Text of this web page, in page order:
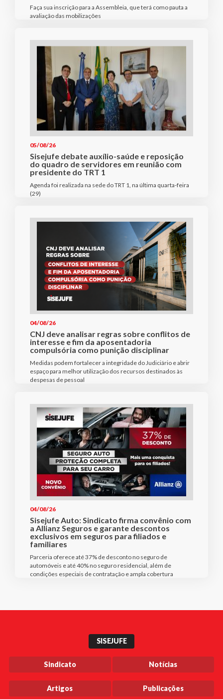
Faça sua inscrição para a Assembleia, que terá como pauta a
avaliação das mobilizações
05/08/26
Sisejufe debate auxílio-saúde e reposição
do quadro de servidores em reunião com
presidente do TRT 1
Agenda foi realizada na sede do TRT 1, na última quarta-feira
(29)
04/08/26
CNJ deve analisar regras sobre conflitos de
interesse e fim da aposentadoria
compulsória como punição disciplinar
Medidas podem fortalecer a integridade do Judiciário e abrir
espaço para melhor utilização dos recursos destinados às
despesas de pessoal
04/08/26
Sisejufe Auto: Sindicato firma convênio com
a Allianz Seguros e garante descontos
exclusivos em seguros para filiados e
familiares
Parceria oferece até 37% de desconto no seguro de
automóveis e até 40% no seguro residencial, além de
condições especiais de contratação e ampla cobertura
SISEJUFE
Sindicato Notícias
Artigos Publicações